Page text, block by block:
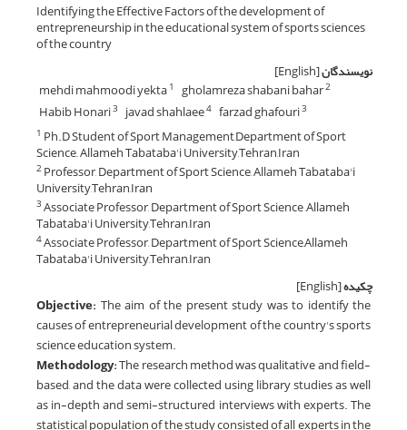
Identifying the Effective Factors of the development of
entrepreneurship in the educational system of sports sciences
of the country
نویسندگان[English]
mehdi mahmoodi yekta1 gholamreza shabani bahar2
Habib Honari3 javad shahlaee4 farzad ghafouri3
1 Ph.D Student of Sport Management,Department of Sport
Science,, Allameh Tabataba'i University,Tehran,Iran
2Professor, Department of Sport Science, Allameh Tabataba'i
University,Tehran,Iran
3Associate Professor, Department of Sport Science ,Allameh
Tabataba'i University,Tehran,Iran
4Associate Professor, Department of Sport Science,Allameh
Tabataba'i University,Tehran,Iran
چکیده[English]
Objective: The aim of the present study was to identify the
causes of entrepreneurial development of the country's sports
science education system.
Methodology:The research method was qualitative and field-
based, and the data were collected using library studies as well
as in-depth and semi-structured interviews with experts. The
statistical population of the study consisted of all experts in the